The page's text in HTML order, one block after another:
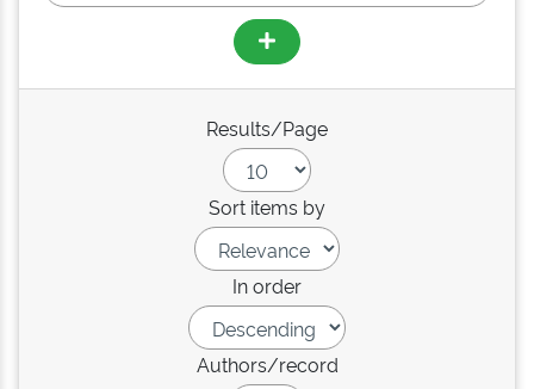
Results/Page
Sort items by
In order
Authors/record